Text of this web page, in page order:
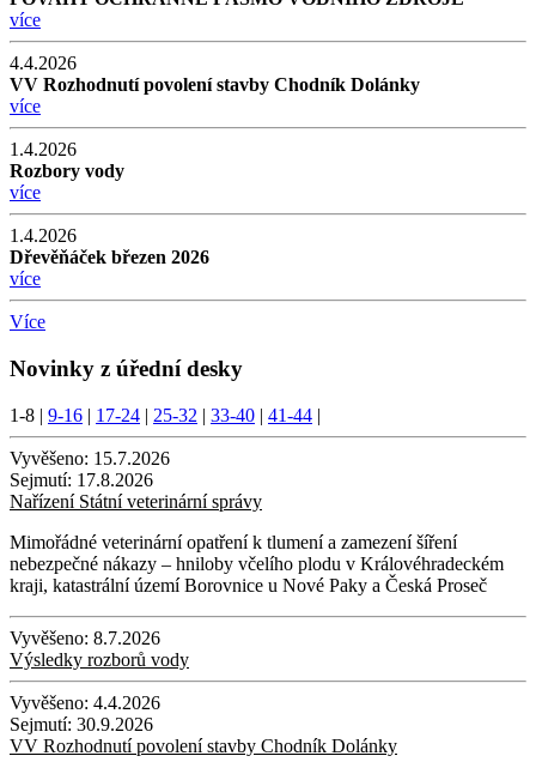
více
4.4.2026
VV Rozhodnutí povolení stavby Chodník Dolánky
více
1.4.2026
Rozbory vody
více
1.4.2026
Dřevěňáček březen 2026
více
Více
Novinky z úřední desky
1-8 | 9-16 | 17-24 | 25-32 | 33-40 | 41-44 |
Vyvěšeno: 15.7.2026
Sejmutí: 17.8.2026
Nařízení Státní veterinární správy
Mimořádné veterinární opatření k tlumení a zamezení šíření
nebezpečné nákazy – hniloby včelího plodu v Královéhradeckém
kraji, katastrální území Borovnice u Nové Paky a Česká Proseč
Vyvěšeno: 8.7.2026
Výsledky rozborů vody
Vyvěšeno: 4.4.2026
Sejmutí: 30.9.2026
VV Rozhodnutí povolení stavby Chodník Dolánky